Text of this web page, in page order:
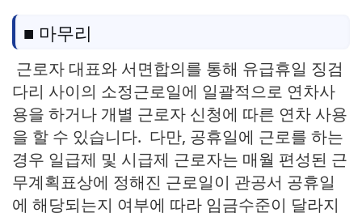
■ 마무리
근로자 대표와 서면합의를 통해 유급휴일 징검
다리 사이의 소정근로일에 일괄적으로 연차사
용을 하거나 개별 근로자 신청에 따른 연차 사용
을 할 수 있습니다. 다만, 공휴일에 근로를 하는
경우 일급제 및 시급제 근로자는 매월 편성된 근
무계획표상에 정해진 근로일이 관공서 공휴일
에 해당되는지 여부에 따라 임금수준이 달라지